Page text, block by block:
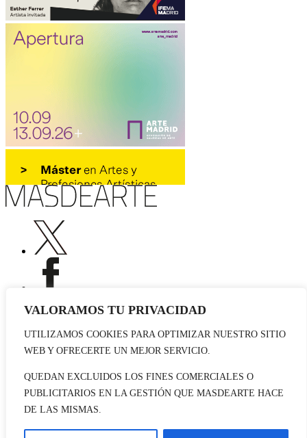
VALORAMOS TU PRIVACIDAD
UTILIZAMOS COOKIES PARA OPTIMIZAR NUESTRO SITIO
WEB Y OFRECERTE UN MEJOR SERVICIO.
QUEDAN EXCLUIDOS LOS FINES COMERCIALES O
PUBLICITARIOS EN LA GESTIÓN QUE MASDEARTE HACE
DE LAS MISMAS.
Publicidad
Contacto
© 2026 masdearte. Información de exposiciones, museos y artistas
Política de cookies